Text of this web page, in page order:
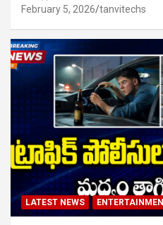
February 5, 2026 tanvitechs
LATEST NEWS